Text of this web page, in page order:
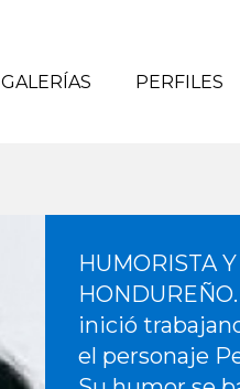
GALERÍAS PERFILES
HUMORISTA
inició
el personaje